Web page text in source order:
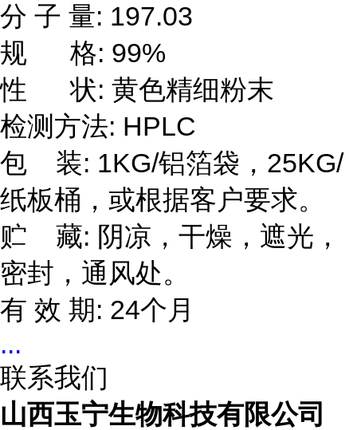
分 子 量: 197.03
规 格: 99%
性 状: 黄色精细粉末
检测方法: HPLC
包 装: 1KG/铝箔袋，25KG/
纸板桶，或根据客户要求。
贮 藏: 阴凉，干燥，遮光，
密封，通风处。
有 效 期: 24个月
...
联系我们
山西玉宁生物科技有限公司